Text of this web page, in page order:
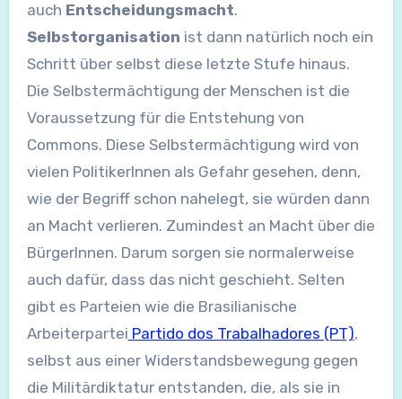
auch Entscheidungsmacht.
Selbstorganisation ist dann natürlich noch ein
Schritt über selbst diese letzte Stufe hinaus.
Die Selbstermächtigung der Menschen ist die
Voraussetzung für die Entstehung von
Commons. Diese Selbstermächtigung wird von
vielen PolitikerInnen als Gefahr gesehen, denn,
wie der Begriff schon nahelegt, sie würden dann
an Macht verlieren. Zumindest an Macht über die
BürgerInnen. Darum sorgen sie normalerweise
auch dafür, dass das nicht geschieht. Selten
gibt es Parteien wie die Brasilianische
Arbeiterpartei Partido dos Trabalhadores (PT),
selbst aus einer Widerstandsbewegung gegen
die Militärdiktatur entstanden, die, als sie in